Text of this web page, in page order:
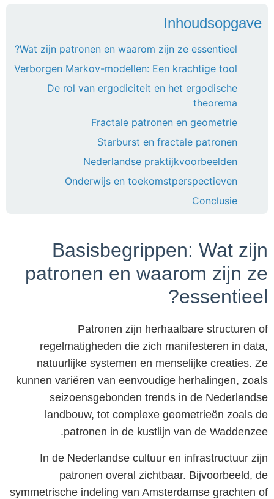
Inhoudsopgave
Wat zijn patronen en waarom zijn ze essentieel?
Verborgen Markov-modellen: Een krachtige tool
De rol van ergodiciteit en het ergodische
theorema
Fractale patronen en geometrie
Starburst en fractale patronen
Nederlandse praktijkvoorbeelden
Onderwijs en toekomstperspectieven
Conclusie
Basisbegrippen: Wat zijn
patronen en waarom zijn ze
essentieel?
Patronen zijn herhaalbare structuren of
regelmatigheden die zich manifesteren in data,
natuurlijke systemen en menselijke creaties. Ze
kunnen variëren van eenvoudige herhalingen, zoals
seizoensgebonden trends in de Nederlandse
landbouw, tot complexe geometrieën zoals de
patronen in de kustlijn van de Waddenzee.
In de Nederlandse cultuur en infrastructuur zijn
patronen overal zichtbaar. Bijvoorbeeld, de
symmetrische indeling van Amsterdamse grachten of